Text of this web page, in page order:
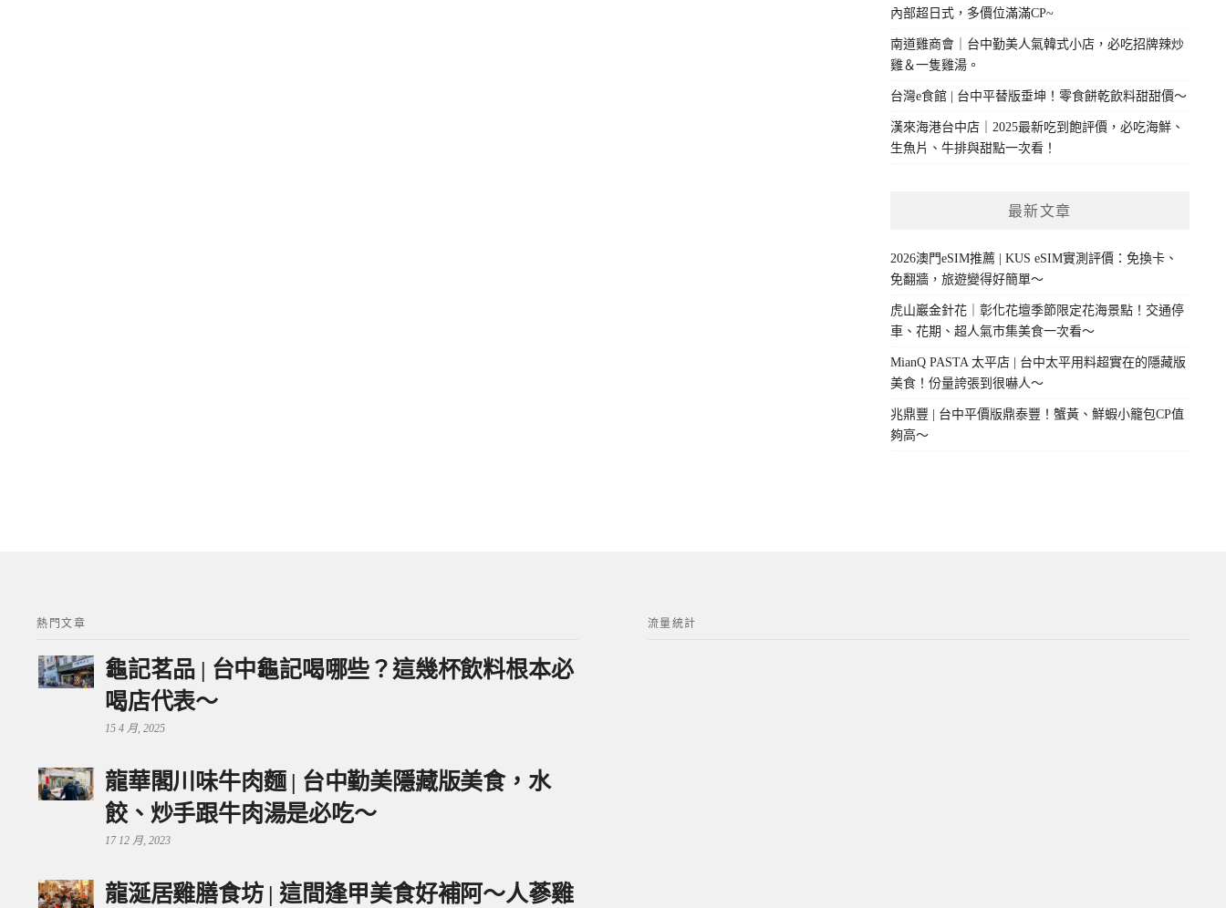
內部超日式，多價位滿滿CP~
南道雞商會｜台中勤美人氣韓式小店，必吃招牌辣炒
雞＆一隻雞湯。
台灣e食館 | 台中平替版垂坤！零食餅乾飲料甜甜價～
漢來海港台中店｜2025最新吃到飽評價，必吃海鮮、
生魚片、牛排與甜點一次看！
最新文章
2026澳門eSIM推薦 | KUS eSIM實測評價：免換卡、
免翻牆，旅遊變得好簡單～
虎山巖金針花｜彰化花壇季節限定花海景點！交通停
車、花期、超人氣市集美食一次看～
MianQ PASTA 太平店 | 台中太平用料超實在的隱藏版
美食！份量誇張到很嚇人～
兆鼎豐 | 台中平價版鼎泰豐！蟹黃、鮮蝦小籠包CP值
夠高～
熱門文章
龜記茗品 | 台中龜記喝哪些？這幾杯飲料根本必
喝店代表～
15 4 月, 2025
龍華閣川味牛肉麵 | 台中勤美隱藏版美食，水
餃、炒手跟牛肉湯是必吃～
17 12 月, 2023
龍涎居雞膳食坊 | 這間逢甲美食好補阿～人蔘雞
流量統計